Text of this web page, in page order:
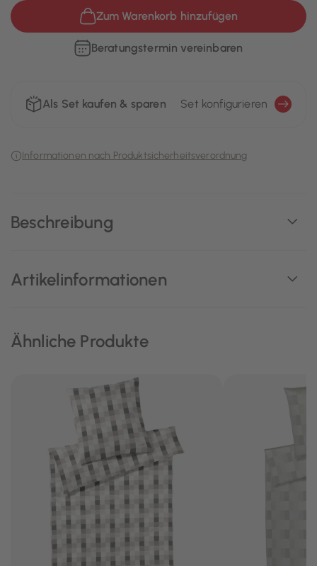
Beschreibung
Artikelinformationen
Zum Warenkorb hinzufügen
Beratungstermin vereinbaren
Als Set kaufen & sparen Set konfigurieren
Informationen nach Produktsicherheitsverordnung